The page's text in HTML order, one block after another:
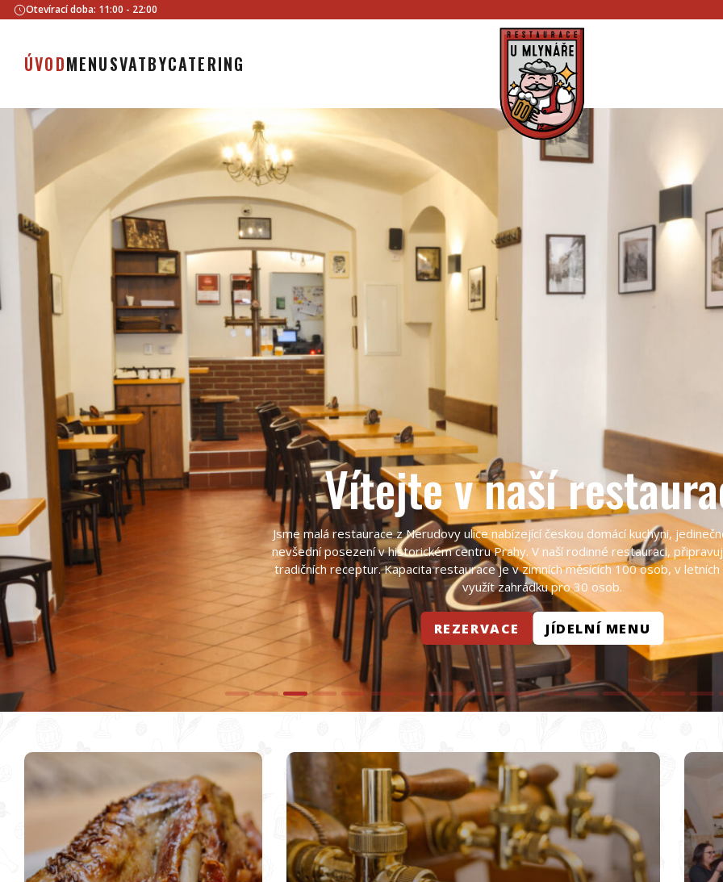
Otevírací doba: 11:00 - 22:00
ÚVODMENUSVATBYCATERING
Vítejte v naší
Jsme malá restaurace z Nerudovy ulice nabízející českou domácí kuchyni,
nevšední posezení v historickém centru Prahy. V naší rodinné restauraci,
tradičních receptur. Kapacita restaurace je v zimních měsících 100 osob, v letních
využít zahrádku pro 30 osob.
REZERVACE JÍDELNÍ MENU